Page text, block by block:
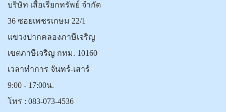
บริษัท เสื้อเรียกทรัพย์ จำกัด
36 ซอยเพชรเกษม 22/1
แขวงปากคลองภาษีเจริญ
เขตภาษีเจริญ กทม. 10160
เวลาทำการ จันทร์-เสาร์
9:00 - 17:00น.
โทร : 083-073-4536